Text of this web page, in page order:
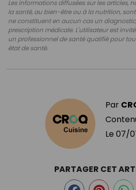
Les informations diffusées sur les articles,
la santé, au bien-être ou à la nutrition,
ne constituent en aucun cas un
prescription médicale. L'utilisateur est
un professionnel de santé qualifié pour
état de santé.
Par
Le 07/
PARTAGER CET